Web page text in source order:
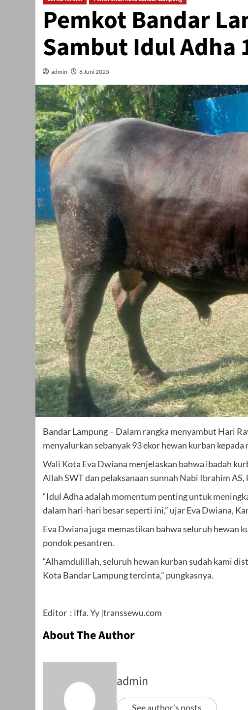
Pemkot Bandar
Sambut Idul Adha
admin 6 Juni 2025
Bandar Lampung – Dalam rangka menyambut Hari
menyalurkan sebanyak 93 ekor hewan kurban
Wali Kota Eva Dwiana menjelaskan bahwa ibadah
Allah SWT dan pelaksanaan sunnah Nabi Ibrahim
“Idul Adha adalah momentum penting untuk
dalam hari-hari besar seperti ini,” ujar Eva Dwiana,
Eva Dwiana juga memastikan bahwa seluruh hewan
pondok pesantren.
“Alhamdulillah, seluruh hewan kurban sudah kami
Kota Bandar Lampung tercinta,” pungkasnya.
Editor : iffa. Yy |transsewu.com
About The Author
admin
See author's posts